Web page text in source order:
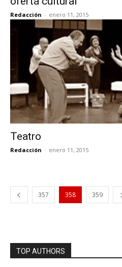
Redacción - enero 11, 2015
Teatro
Redacción - enero 11, 2015
357 358 359
TOP AUTHORS